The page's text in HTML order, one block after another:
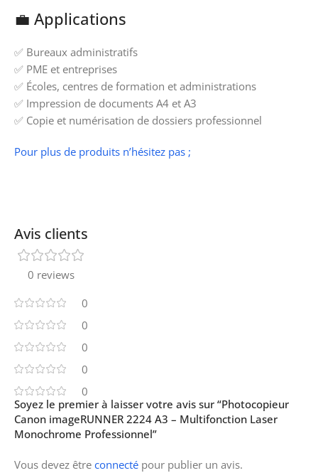
💼 Applications
✅ Bureaux administratifs
✅ PME et entreprises
✅ Écoles, centres de formation et administrations
✅ Impression de documents A4 et A3
✅ Copie et numérisation de dossiers professionnel
Pour plus de produits n’hésitez pas ;
Avis clients
0 reviews
0
0
0
0
0
Soyez le premier à laisser votre avis sur “Photocopieur
Canon imageRUNNER 2224 A3 – Multifonction Laser
Monochrome Professionnel”
Vous devez être connecté pour publier un avis.